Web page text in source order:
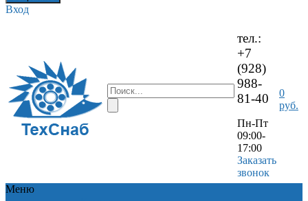
Вход
тел.:
+7
(928)
988-
81-40
Пн-Пт
09:00-
17:00
Заказать
звонок
0
руб.
Меню